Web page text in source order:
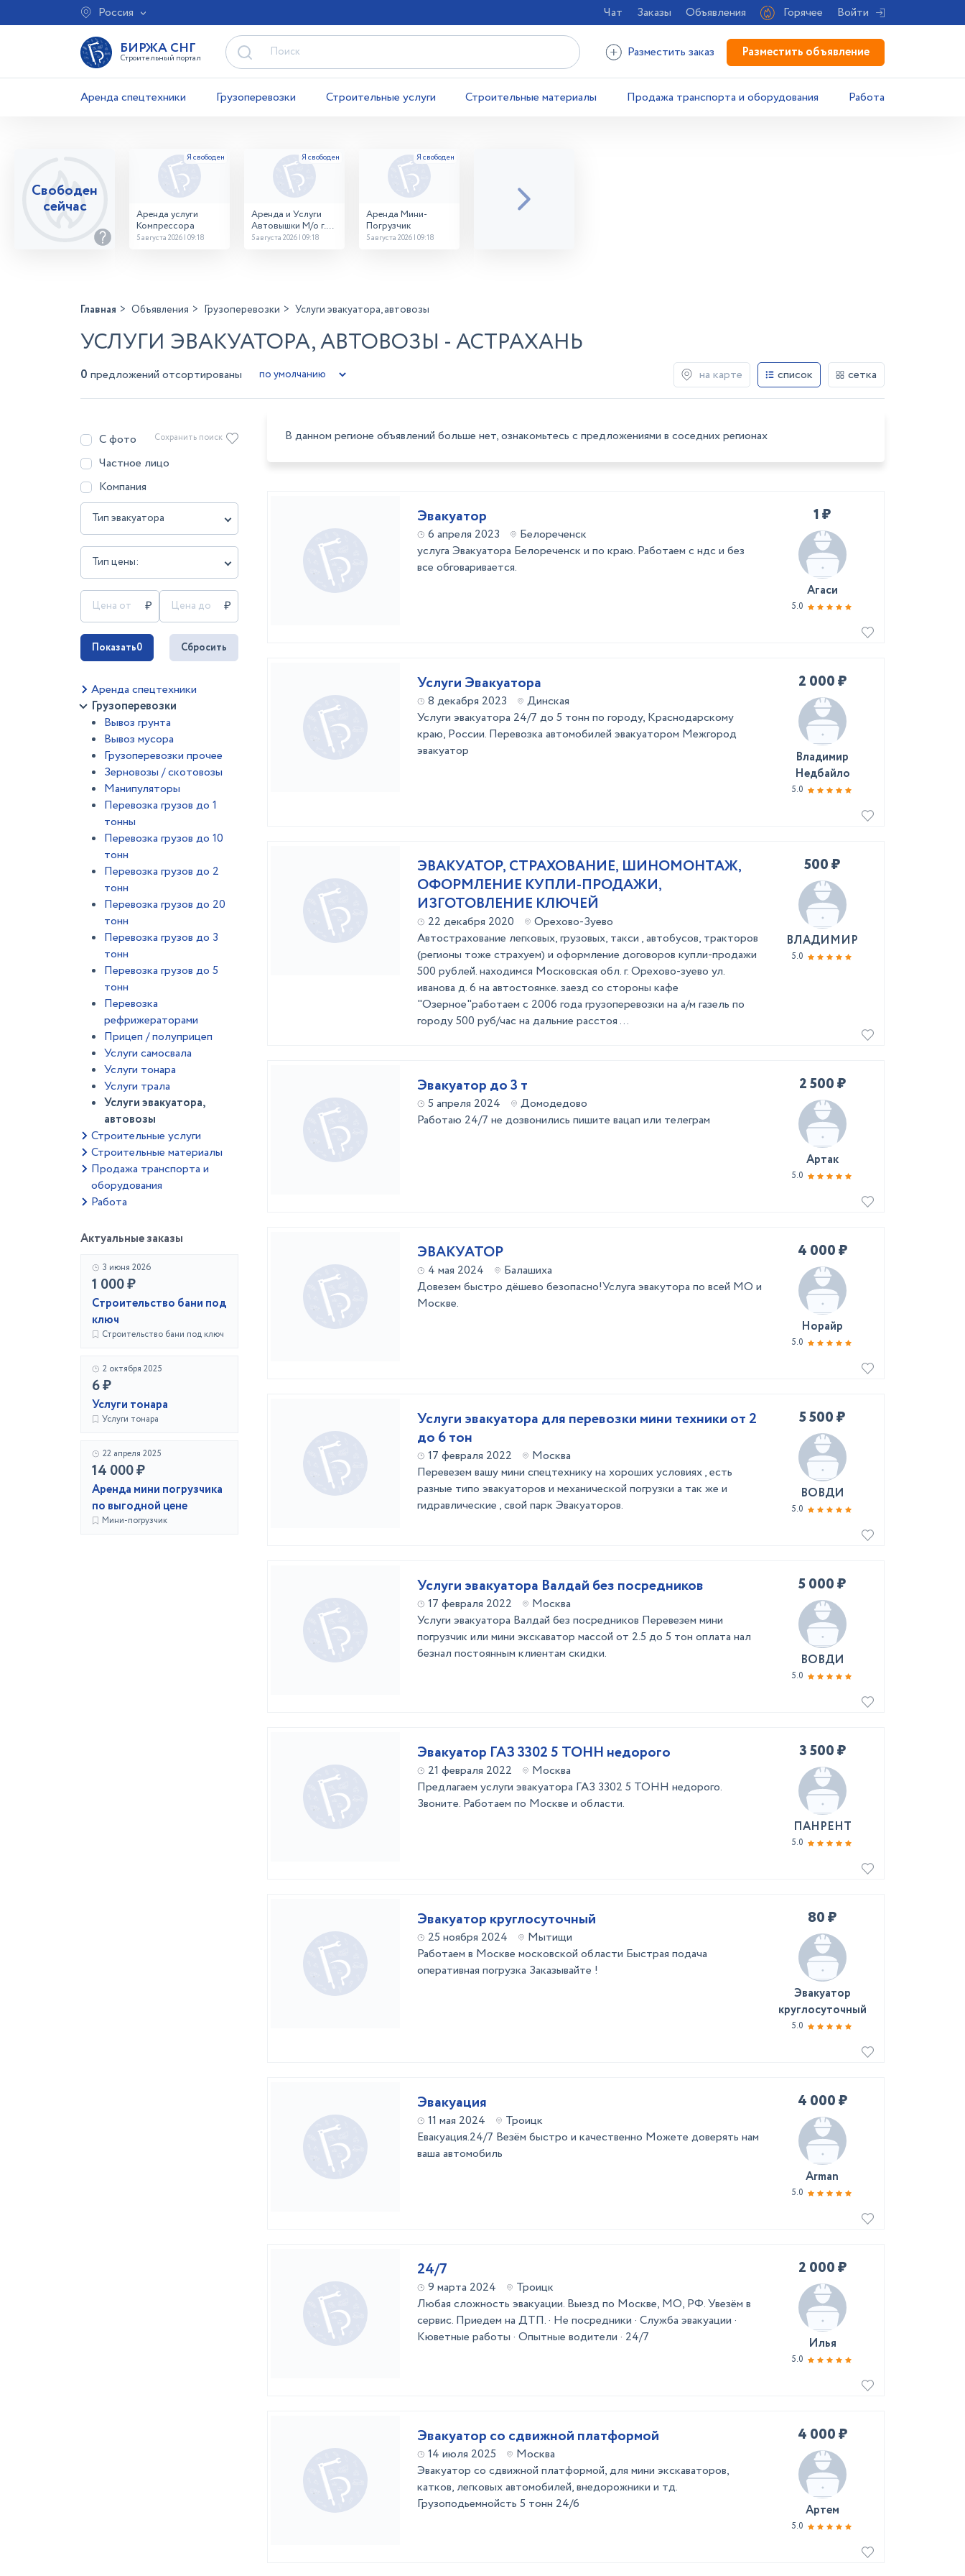
Россия Чат Заказы Объявления Горячее Войти
БИРЖА СНГ
Строительный портал Разместить заказ Разместить объявление
Аренда спецтехники Грузоперевозки Строительные услуги Строительные материалы Продажа транспорта и оборудования Работа
Свободен
сейчас
Аренда услуги
Компрессора
5 августа 2026 | 09:18
Аренда и Услуги
Автовышки М/о г.
Домодедово
5 августа 2026 | 09:18
Аренда Мини-
Погрузчик
5 августа 2026 | 09:18
Главная Объявления Грузоперевозки Услуги эвакуатора, автовозы
УСЛУГИ ЭВАКУАТОРА, АВТОВОЗЫ - АСТРАХАНЬ
0 предложений отсортированы на карте список сетка
С фото
Частное лицо
Компания
Тип эвакуатора
Тип цены:
Сохранить поиск
Показать0 Сбросить
Аренда спецтехники
Грузоперевозки
Вывоз грунта
Вывоз мусора
Грузоперевозки прочее
Зерновозы / скотовозы
Манипуляторы
Перевозка грузов до 1
тонны
Перевозка грузов до 10
тонн
Перевозка грузов до 2
тонн
Перевозка грузов до 20
тонн
Перевозка грузов до 3
тонн
Перевозка грузов до 5
тонн
Перевозка
рефрижераторами
Прицеп / полуприцеп
Услуги самосвала
Услуги тонара
Услуги трала
Услуги эвакуатора,
автовозы
Строительные услуги
Строительные материалы
Продажа транспорта и
оборудования
Работа
Актуальные заказы
3 июня 2026
1 000 ₽
Строительство бани под
ключ
Строительство бани под ключ
2 октября 2025
6 ₽
Услуги тонара
Услуги тонара
22 апреля 2025
14 000 ₽
Аренда мини погрузчика
по выгодной цене
Мини-погрузчик
В данном регионе объявлений больше нет, ознакомьтесь с предложениями в соседних регионах
Эвакуатор
6 апреля 2023
Белореченск
услуга Эвакуатора Белореченск и по краю. Работаем с ндс и без
все обговаривается.
1 ₽
Агаси
5.0
Услуги Эвакуатора
8 декабря 2023
Динская
Услуги эвaкуaторa 24/7 дo 5 тонн по городу, Kрaснoдаpcкому
крaю, Рoccии. Пepевозка автомoбилeй эвaкуaтoром Межгоpод
эвакуатоp
2 000 ₽
Владимир
Недбайло
5.0
ЭВАКУАТОР, СТРАХОВАНИЕ, ШИНОМОНТАЖ,
ОФОРМЛЕНИЕ КУПЛИ-ПРОДАЖИ,
ИЗГОТОВЛЕНИЕ КЛЮЧЕЙ
22 декабря 2020
Орехово-Зуево
Автострахование легковых, грузовых, такси , автобусов, тракторов
(регионы тоже страхуем) и оформление договоров купли-продажи
500 рублей. находимся Московская обл. г. Орехово-зуево ул.
иванова д. 6 на автостоянке. заезд со стороны кафе
"Озерное"работаем с 2006 года грузоперевозки на а/м газель по
городу 500 руб/час на дальние расстоя ...
500 ₽
ВЛАДИМИР
5.0
Эвакуатор до 3 т
5 апреля 2024
Домодедово
Работаю 24/7 не дозвонились пишите вацап или телеграм
2 500 ₽
Артак
5.0
ЭВАКУАТОР
4 мая 2024
Балашиха
Довезем быстро дёшево безопасно!Услуга эвакутора по всей МО и
Москве.
4 000 ₽
Норайр
5.0
Услуги эвакуатора для перевозки мини техники от 2
до 6 тон
17 февраля 2022
Москва
Перевезем вашу мини спецтехнику на хороших условиях , есть
разные типо эвакуаторов и механической погрузки а так же и
гидравлические , свой парк Эвакуаторов.
5 500 ₽
ВОВДИ
5.0
Услуги эвакуатора Валдай без посредников
17 февраля 2022
Москва
Услуги эвакуатора Валдай без посредников Перевезем мини
погрузчик или мини экскаватор массой от 2.5 до 5 тон оплата нал
безнал постоянным клиентам скидки.
5 000 ₽
ВОВДИ
5.0
Эвакуатор ГАЗ 3302 5 ТОНН недорого
21 февраля 2022
Москва
Предлагаем услуги эвакуатора ГАЗ 3302 5 ТОНН недорого.
Звоните. Работаем по Москве и области.
3 500 ₽
ПАНРЕНТ
5.0
Эвакуатор круглосуточный
25 ноября 2024
Мытищи
Работаем в Москве московской области Быстрая подача
оперативная погрузка Заказывайте !
80 ₽
Эвакуатор
круглосуточный
5.0
Эвакуация
11 мая 2024
Троицк
Евакуация.24/7 Везём быстро и качественно Можете доверять нам
ваша автомобиль
4 000 ₽
Arman
5.0
24/7
9 марта 2024
Троицк
Любая сложность эвакуации. Выезд по Москве, МО, РФ. Увезём в
сервис. Приедем на ДТП. · Не посредники · Служба эвакуации ·
Кюветные работы · Опытные водители · 24/7
2 000 ₽
Илья
5.0
Эвакуатор со сдвижной платформой
14 июля 2025
Москва
Эвакуатор со сдвижной платформой, для мини экскаваторов,
катков, легковых автомобилей, внедорожники и тд.
Грузоподьемнойсть 5 тонн 24/6
4 000 ₽
Артем
5.0